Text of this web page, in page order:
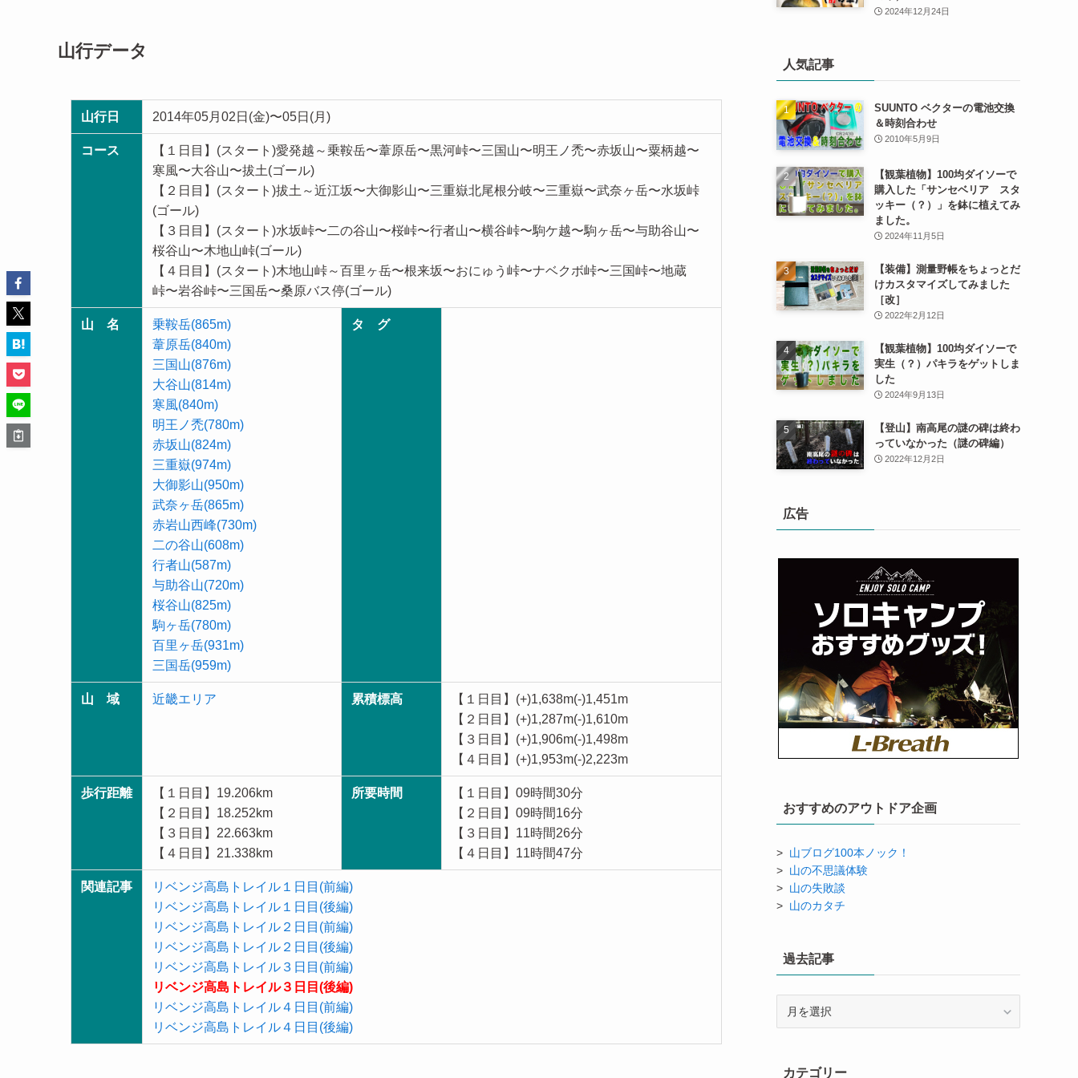
山行データ
山行日 2014年05月02日(金)〜05日(月)
コース
【１日目】(スタート)愛発越～乗鞍岳〜葦原岳〜黒河峠〜三国山〜明王ノ禿〜赤坂山〜粟柄越〜
寒風〜大谷山〜拔土(ゴール)
【２日目】(スタート)拔土～近江坂〜大御影山〜三重嶽北尾根分岐〜三重嶽〜武奈ヶ岳〜水坂峠
(ゴール)
【３日目】(スタート)水坂峠〜二の谷山〜桜峠〜行者山〜横谷峠〜駒ケ越〜駒ヶ岳〜与助谷山〜
桜谷山〜木地山峠(ゴール)
【４日目】(スタート)木地山峠～百里ヶ岳〜根来坂〜おにゅう峠〜ナベクボ峠〜三国峠〜地蔵
峠〜岩谷峠〜三国岳〜桑原バス停(ゴール)
山 名
乗鞍岳(865m)
葦原岳(840m)
三国山(876m)
大谷山(814m)
寒風(840m)
明王ノ禿(780m)
赤坂山(824m)
三重嶽(974m)
大御影山(950m)
武奈ヶ岳(865m)
赤岩山西峰(730m)
二の谷山(608m)
行者山(587m)
与助谷山(720m)
桜谷山(825m)
駒ヶ岳(780m)
百里ヶ岳(931m)
三国岳(959m)
タ グ
山 域 近畿エリア 累積標高
【１日目】(+)1,638m(-)1,451m
【２日目】(+)1,287m(-)1,610m
【３日目】(+)1,906m(-)1,498m
【４日目】(+)1,953m(-)2,223m
歩行距離
【１日目】19.206km
【２日目】18.252km
【３日目】22.663km
【４日目】21.338km
所要時間
【１日目】09時間30分
【２日目】09時間16分
【３日目】11時間26分
【４日目】11時間47分
関連記事
リベンジ高島トレイル１日目(前編)
リベンジ高島トレイル１日目(後編)
リベンジ高島トレイル２日目(前編)
リベンジ高島トレイル２日目(後編)
リベンジ高島トレイル３日目(前編)
リベンジ高島トレイル３日目(後編)
リベンジ高島トレイル４日目(前編)
リベンジ高島トレイル４日目(後編)
2024年12月24日
人気記事
SUUNTO ベクターの電池交換
＆時刻合わせ
2010年5月9日
【観葉植物】100均ダイソーで
購入した「サンセベリア スタ
ッキー（？）」を鉢に植えてみ
ました。
2024年11月5日
【装備】測量野帳をちょっとだ
けカスタマイズしてみました
［改］
2022年2月12日
【観葉植物】100均ダイソーで
実生（？）パキラをゲットしま
した
2024年9月13日
【登山】南高尾の謎の碑は終わ
っていなかった（謎の碑編）
2022年12月2日
広告
おすすめのアウトドア企画
> 山ブログ100本ノック！
> 山の不思議体験
> 山の失敗談
> 山のカタチ
過去記事
カテゴリー